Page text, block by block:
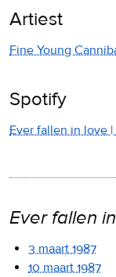
Artiest
Fine Young
Spotify
Ever fallen in love
Ever fallen
3 maart 1987
10 maart 1987